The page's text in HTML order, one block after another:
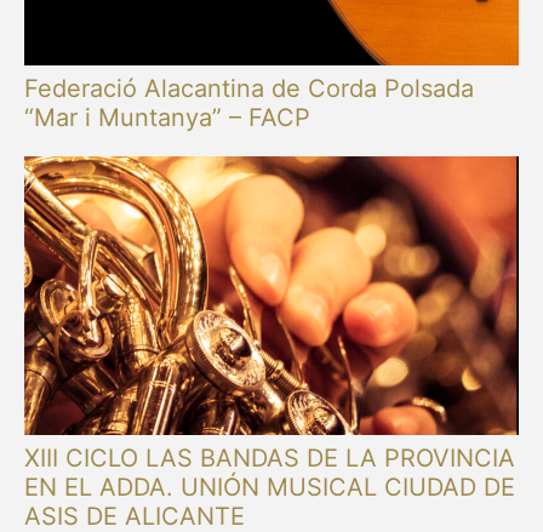
Federació Alacantina de Corda Polsada
“Mar i Muntanya” – FACP
XIII CICLO LAS BANDAS DE LA PROVINCIA
EN EL ADDA. UNIÓN MUSICAL CIUDAD DE
ASIS DE ALICANTE